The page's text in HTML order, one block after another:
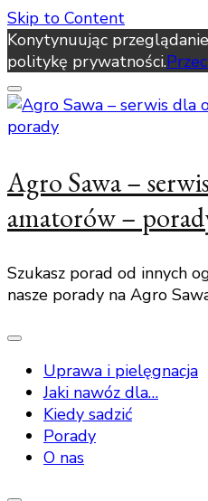
Skip to Content
Konytynuując
politykę prywatności.
Agro Sawa –
amatorów –
Szukasz porad od innych
nasze porady na Agro
Uprawa i pielęgnacja
Jaki nawóz dla…
Kiedy sadzić
Porady
O nas